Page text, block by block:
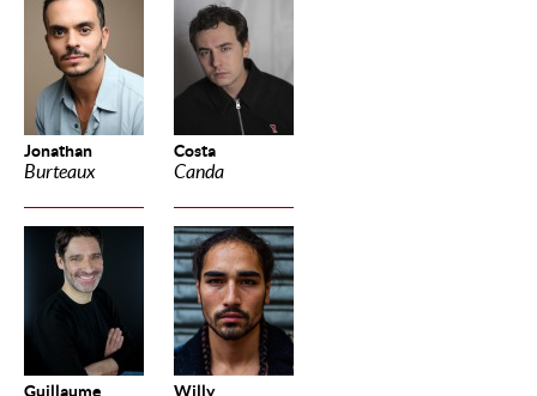
Jonathan
Burteaux
Costa
Canda
Guillaume Willy